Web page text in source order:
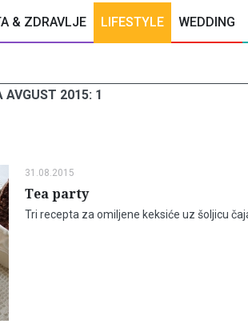
& ZDRAVLJE LIFESTYLE WEDDING
AVGUST 2015: 1
31.08.2015
Tea party
Tri recepta za omiljene keksiće uz šoljicu